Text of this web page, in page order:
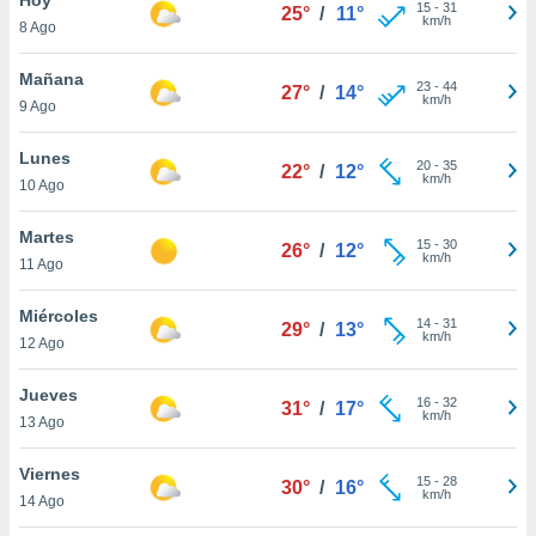
en
más
nuestra
de
cookies
aceptar
8 Ago
25° / 11° 15- 31
km/h
Mañana
9 Ago
27° / 14° 23- 44
km/h
Lunes
10 Ago
22° / 12° 20- 35
km/h
Martes
11 Ago
26° / 12° 15- 30
km/h
Miércoles
12 Ago
29° / 13° 14- 31
km/h
Jueves
13 Ago
31° / 17° 16- 32
km/h
Viernes
14 Ago
30° / 16° 15- 28
km/h